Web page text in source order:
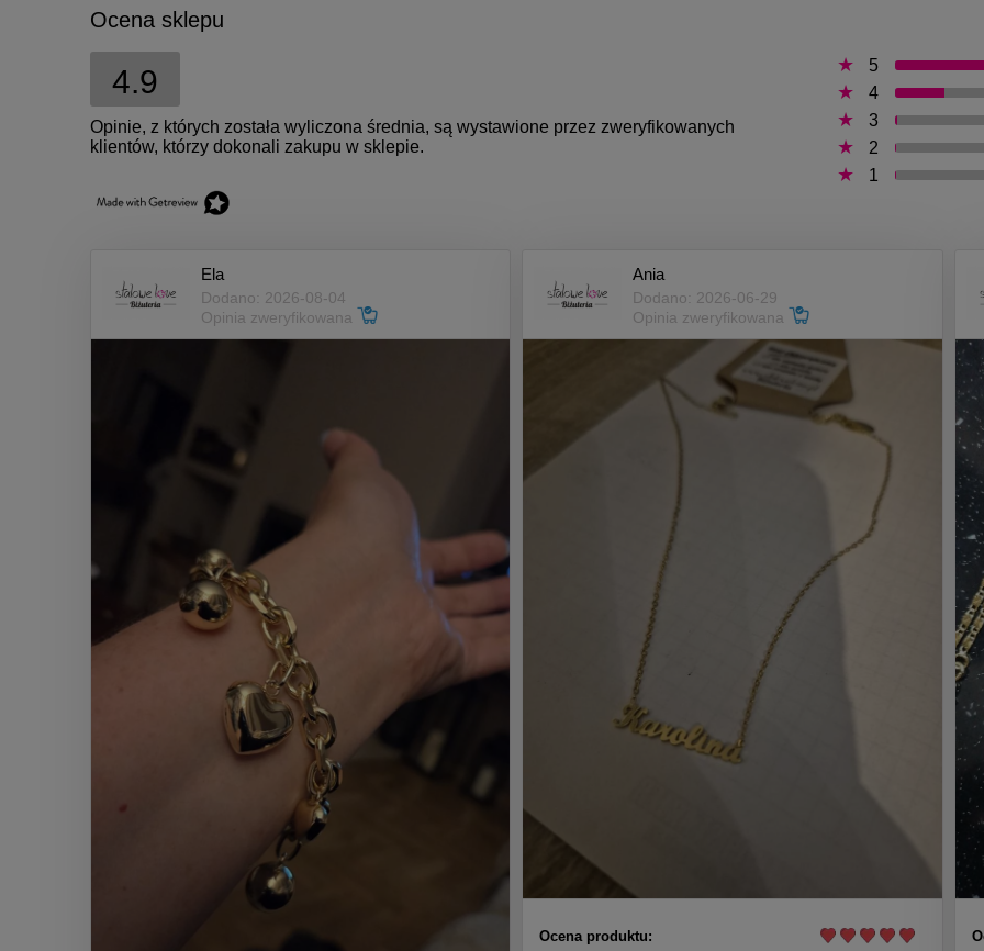
Ocena sklepu
4.9
Opinie, z których została wyliczona średnia, są wystawione przez zweryfikowanych
klientów, którzy dokonali zakupu w sklepie.
5
4
3
2
1
Ela
Dodano: 2026-08-04
Opinia zweryfikowana
Ania
Dodano: 2026-06-29
Opinia zweryfikowana
Ocena produktu: